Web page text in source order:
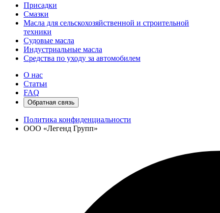
Присадки
Смазки
Масла для сельскохозяйственной и строительной
техники
Судовые масла
Индустриальные масла
Средства по уходу за автомобилем
О нас
Статьи
FAQ
Обратная связь
Политика конфиденциальности
ООО «Легенд Групп»